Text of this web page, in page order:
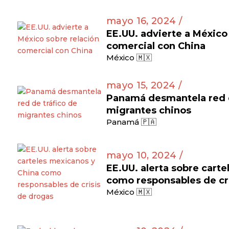
mayo 16, 2024 /
EE.UU. advierte a
comercial con China
México 🇲🇽
mayo 15, 2024 /
Panamá desmantela
migrantes chinos
Panamá 🇵🇦
mayo 10, 2024 /
EE.UU. alerta sobre
como responsables de
México 🇲🇽